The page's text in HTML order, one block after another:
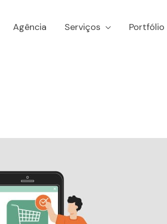
Agência Serviços Portfólio